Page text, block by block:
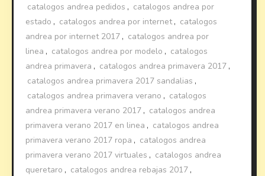
catalogos andrea pedidos , catalogos andrea por
estado , catalogos andrea por internet, catalogos
andrea por internet 2017 , catalogos andrea por
linea , catalogos andrea por modelo , catalogos
andrea primavera , catalogos andrea primavera 2017 ,
catalogos andrea primavera 2017 sandalias ,
catalogos andrea primavera verano , catalogos
andrea primavera verano 2017 , catalogos andrea
primavera verano 2017 en linea , catalogos andrea
primavera verano 2017 ropa , catalogos andrea
primavera verano 2017 virtuales , catalogos andrea
queretaro , catalogos andrea rebajas 2017 ,